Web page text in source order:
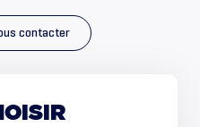
contacter